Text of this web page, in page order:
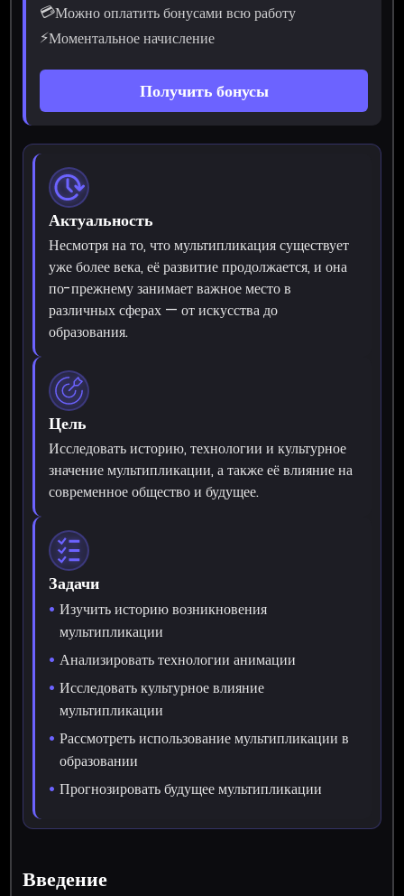
💳Можно оплатить бонусами всю работу
⚡Моментальное начисление
Получить бонусы
Актуальность
Несмотря на то, что мультипликация существует
уже более века, её развитие продолжается, и она
по-прежнему занимает важное место в
различных сферах — от искусства до
образования.
Цель
Исследовать историю, технологии и культурное
значение мультипликации, а также её влияние на
современное общество и будущее.
Задачи
Изучить историю возникновения
мультипликации
Анализировать технологии анимации
Исследовать культурное влияние
мультипликации
Рассмотреть использование мультипликации в
образовании
Прогнозировать будущее мультипликации
Введение